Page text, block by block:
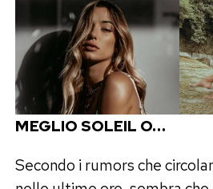
MEGLIO SOLEIL O…
Secondo i rumors che